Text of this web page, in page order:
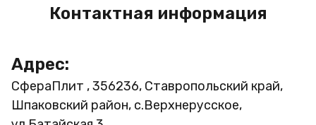
Контактная информация
Адрес:
СфераПлит , 356236, Ставропольский край,
Шпаковский район, с.Верхнерусское,